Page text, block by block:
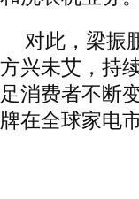
对此，梁振
方兴未艾，持
足消费者不断
牌在全球家电